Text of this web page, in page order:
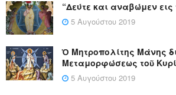
“Δεύτε και αναβώμεν εις
5 Αυγούστου 2019
Ὁ Μητροπολίτης Μάνης
Μεταμορφώσεως τοῦ
5 Αυγούστου 2019